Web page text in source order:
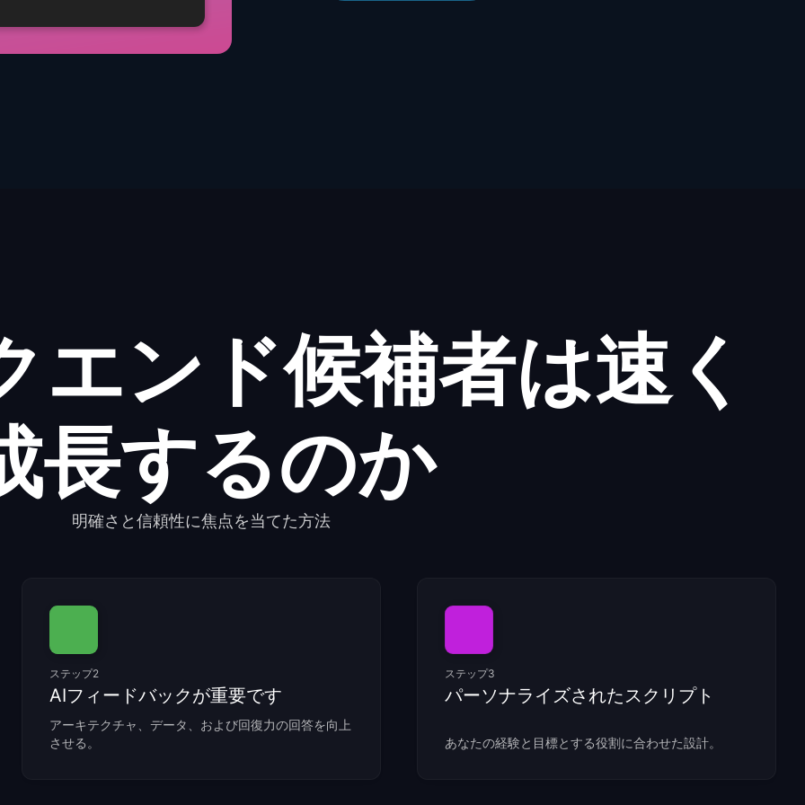
エンド候補者は速く
長するのか
明確さと信頼性に焦点を当てた方法
ステップ2
AIフィードバックが重要です
アーキテクチャ、データ、および回復力の回答を向上
させる。
ステップ3
パーソナライズされたスクリプト
あなたの経験と目標とする役割に合わせた設計。